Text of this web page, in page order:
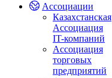
Ассоциации
Казахстанская
Ассоциация
IT-компаний
Ассоциация
торговых
предприятий